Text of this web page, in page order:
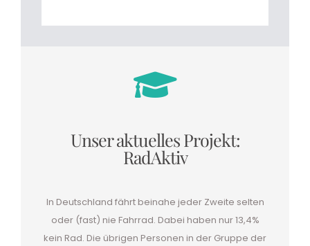
Unser aktuelles Projekt:
RadAktiv
In Deutschland fährt beinahe jeder Zweite selten
oder (fast) nie Fahrrad. Dabei haben nur 13,4%
kein Rad. Die übrigen Personen in der Gruppe der